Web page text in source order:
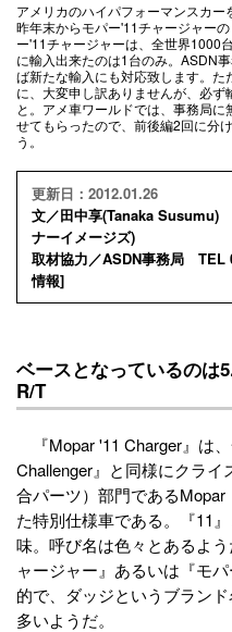
アメリカのハイパフォーマンスカー
昨年末からモパー'11チャージャー
ー'11チャージャーは、全世界1000
に輸入出来たのは1台のみ。ASDN
ば新たな輸入にも対応致します。
に、大変申し訳ありませんが、必
と。アメ車ワールドでは、事務局
せてもらったので、前後編2回に分
う。
更新日：2012.01.26
文／田中享(Tanaka Susumu)
ナーイメージズ)
取材協力／ASDN事務局 TEL
情報]
ベースとなっているのは
R/T
『Mopar '11 Charger』は
Challenger』と同様にクラ
合パーツ）部門であるMopar
た特別仕様車である。『11
味。呼び名は色々とあるよ
ャージャー』あるいは『モ
的で、ダッジというブラン
多いようだ。